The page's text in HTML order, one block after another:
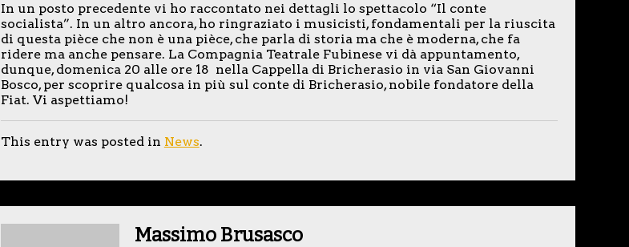
In un posto precedente vi ho raccontato nei dettagli lo spettacolo “Il conte
socialista”. In un altro ancora, ho ringraziato i musicisti, fondamentali per la riuscita
di questa pièce che non è una pièce, che parla di storia ma che è moderna, che fa
ridere ma anche pensare. La Compagnia Teatrale Fubinese vi dà appuntamento,
dunque, domenica 20 alle ore 18 nella Cappella di Bricherasio in via San Giovanni
Bosco, per scoprire qualcosa in più sul conte di Bricherasio, nobile fondatore della
Fiat. Vi aspettiamo!
This entry was posted in News.
Massimo Brusasco